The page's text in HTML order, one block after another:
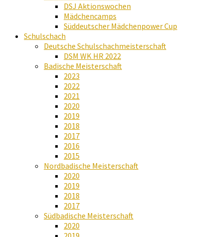
DSJ Aktionswochen
Mädchencamps
Süddeutscher Mädchenpower Cup
Schulschach
Deutsche Schulschachmeisterschaft
DSM WK HR 2022
Badische Meisterschaft
2023
2022
2021
2020
2019
2018
2017
2016
2015
Nordbadische Meisterschaft
2020
2019
2018
2017
Südbadische Meisterschaft
2020